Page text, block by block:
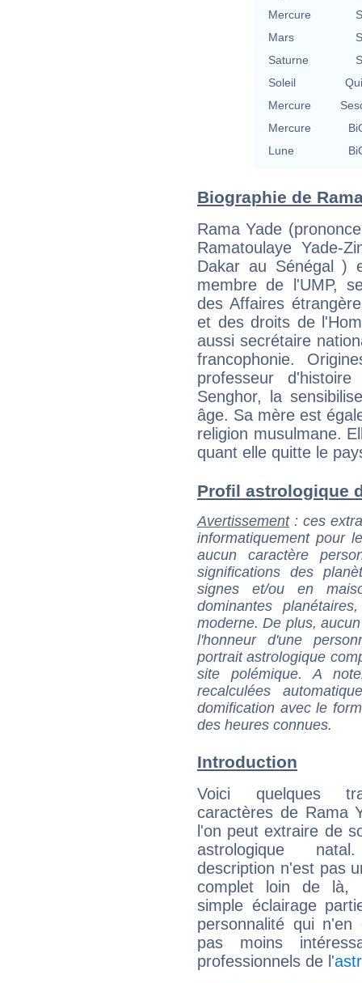
Mercure
Mars
Saturne
Soleil
Mercure
Mercure
Lune
Biographie de
Rama Yade
Ramatoulaye Yade-
Dakar au Sénégal )
membre de l'UMP,
des Affaires
et des droits de
aussi secrétaire
francophonie.
professeur
Senghor, la
âge. Sa mère est
religion musulmane.
quant elle quitte le
Profil astrologique
Avertissement: ces
informatiquement pour
aucun caractère
significations des
signes et/ou en
dominantes
moderne. De plus,
l'honneur d'une
portrait astrologique
site polémique. A
recalculées
domification avec le
des heures connues.
Introduction
Voici quelques
caractères de Rama
l'on peut extraire de
astrologique
description n'est pas
complet loin de là,
simple éclairage
personnalité qui n'en
pas moins
professionnels de l'